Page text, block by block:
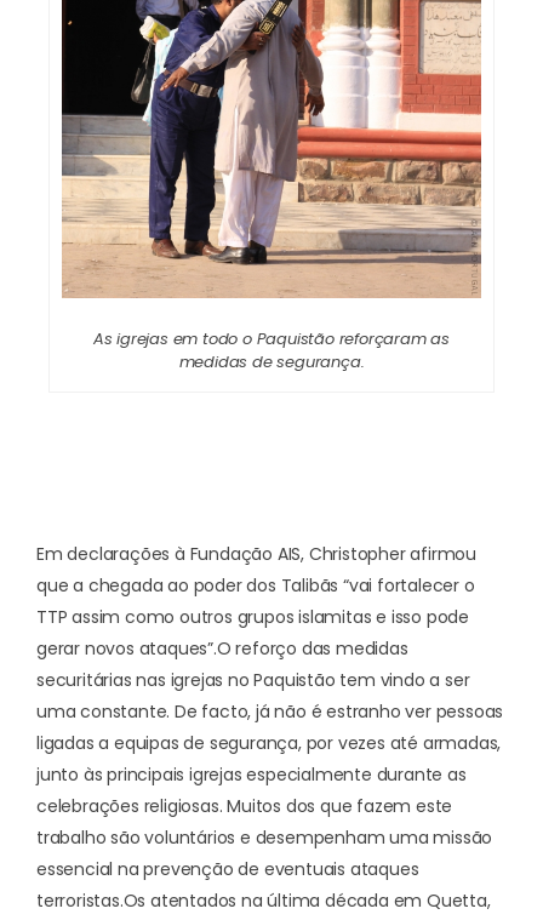
As igrejas em todo o Paquistão reforçaram as
medidas de segurança.
Em declarações à Fundação AIS, Christopher afirmou
que a chegada ao poder dos Talibãs “vai fortalecer o
TTP assim como outros grupos islamitas e isso pode
gerar novos ataques”.O reforço das medidas
securitárias nas igrejas no Paquistão tem vindo a ser
uma constante. De facto, já não é estranho ver pessoas
ligadas a equipas de segurança, por vezes até armadas,
junto às principais igrejas especialmente durante as
celebrações religiosas. Muitos dos que fazem este
trabalho são voluntários e desempenham uma missão
essencial naprevenção de eventuais ataques
terroristas.Os atentados na última década em Quetta,